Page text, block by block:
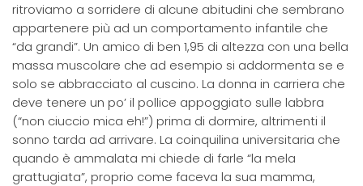
ritroviamo a sorridere di alcune abitudini che sembrano
appartenere più ad un comportamento infantile che
“da grandi”. Un amico di ben 1,95 di altezza con una bella
massa muscolare che ad esempio si addormenta se e
solo se abbracciato al cuscino. La donna in carriera che
deve tenere un po’ il pollice appoggiato sulle labbra
(“non ciuccio mica eh!”) prima di dormire, altrimenti il
sonno tarda ad arrivare. La coinquilina universitaria che
quando è ammalata mi chiede di farle “la mela
grattugiata”, proprio come faceva la sua mamma,